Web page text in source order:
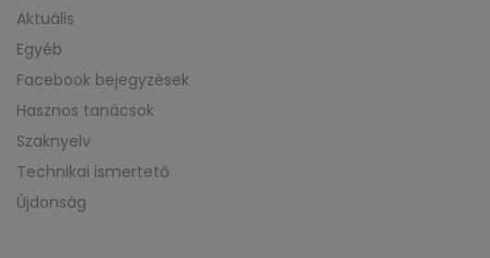
Aktuális
Egyéb
Facebook bejegyzések
Hasznos tanácsok
Szaknyelv
Technikai ismertető
Újdonság